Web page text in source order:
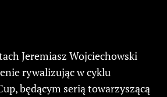
Jeremiasz Wojciechowski
rywalizując w cyklu
będącym serią towarzyszącą